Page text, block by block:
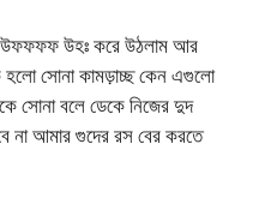
উফফফফ উহঃ করে উঠলাম আর
হলো সোনা কামড়াচ্ছ কেন এগুলো
সোনা বলে ডেকে নিজের দুদ
না আমার গুদের রস বের করতে